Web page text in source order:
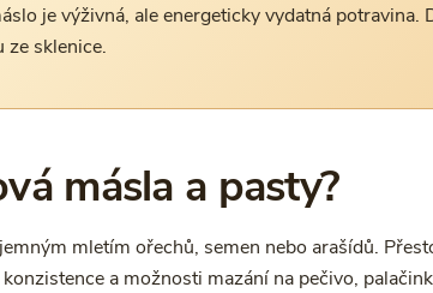
je výživná, ale energeticky vydatná potravina.
ze sklenice.
másla a pasty?
mletím ořechů, semen nebo arašídů.
a možnosti mazání na pečivo,